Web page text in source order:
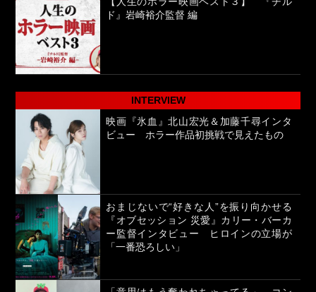
ド』岩崎裕介監督 編
INTERVIEW
映画『氷血』北山宏光＆加藤千尋インタ
ビュー ホラー作品初挑戦で見えたもの
おまじないで“好きな人”を振り向かせる
『オブセッション 災愛』カリー・バーカ
ー監督インタビュー ヒロインの立場が
「一番恐ろしい」